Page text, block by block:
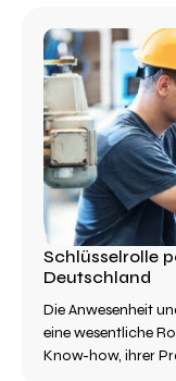
Schlüsselrolle
Deutschland
Die Anwesenheit
eine wesentliche
Know-how, ihrer